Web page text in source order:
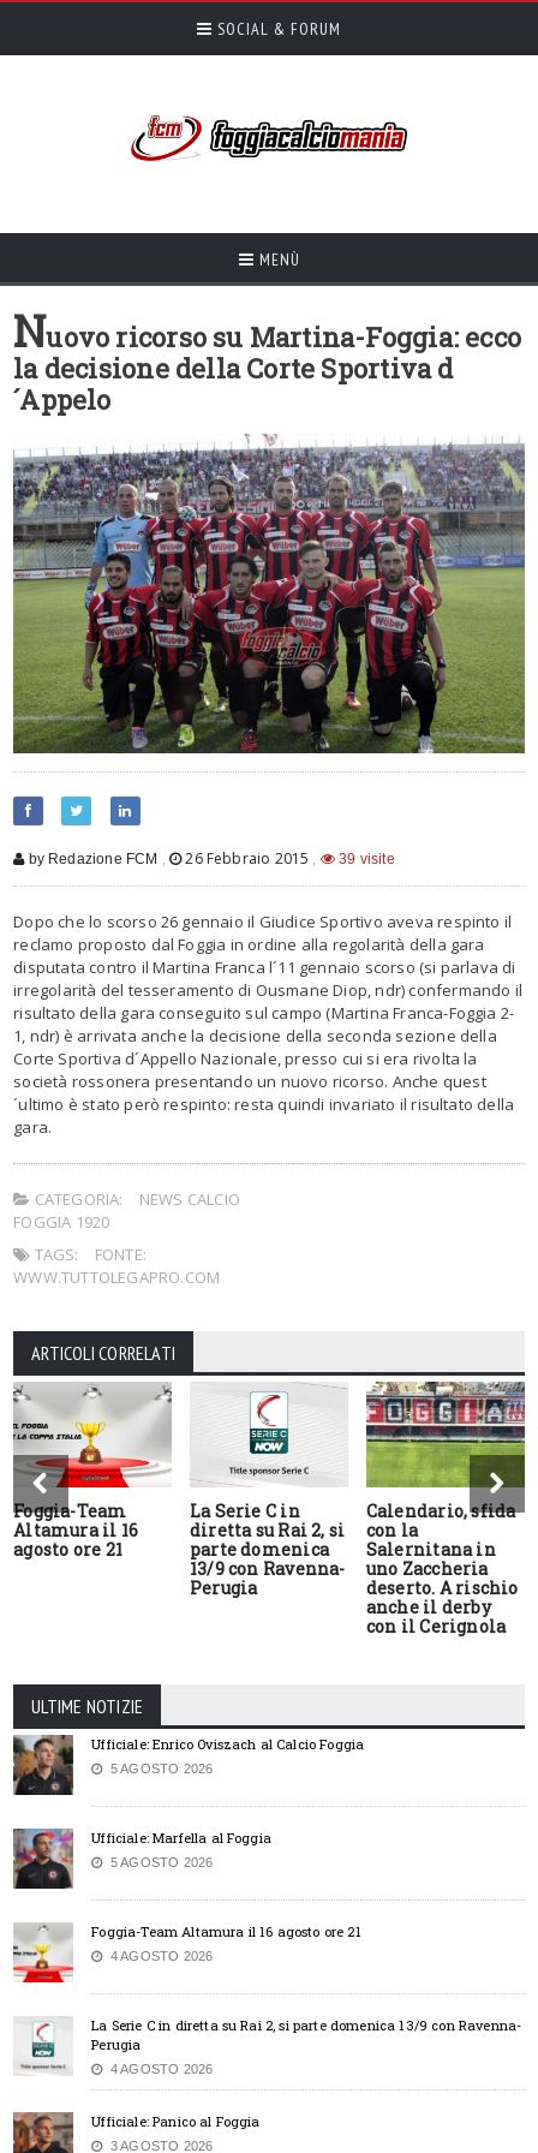
SOCIAL & FORUM
MENÙ
Nuovo ricorso su Martina-Foggia: ecco
la decisione della Corte Sportiva d
´Appelo
by Redazione FCM , 26 Febbraio 2015 , 39 visite
Dopo che lo scorso 26 gennaio il Giudice Sportivo aveva respinto il
reclamo proposto dal Foggia in ordine alla regolarità della gara
disputata contro il Martina Franca l´11 gennaio scorso (si parlava di
irregolarità del tesseramento di Ousmane Diop, ndr) confermando il
risultato della gara conseguito sul campo (Martina Franca-Foggia 2-
1, ndr) è arrivata anche la decisione della seconda sezione della
Corte Sportiva d´Appello Nazionale, presso cui si era rivolta la
società rossonera presentando un nuovo ricorso. Anche quest
´ultimo è stato però respinto: resta quindi invariato il risultato della
gara.
CATEGORIA:
NEWS CALCIO
FOGGIA 1920
TAGS:
FONTE:
WWW.TUTTOLEGAPRO.COM
ARTICOLI CORRELATI
Foggia-Team
Altamura il 16
agosto ore 21
La Serie C in
diretta su Rai 2, si
parte domenica
13/9 con Ravenna-
Perugia
Calendario, sfida
con la
Salernitana in
uno Zaccheria
deserto. A rischio
anche il derby
con il Cerignola
ULTIME NOTIZIE
Ufficiale: Enrico Oviszach al Calcio Foggia
5 AGOSTO 2026
Ufficiale: Marfella al Foggia
5 AGOSTO 2026
Foggia-Team Altamura il 16 agosto ore 21
4 AGOSTO 2026
La Serie C in diretta su Rai 2, si parte domenica 13/9 con Ravenna-
Perugia
4 AGOSTO 2026
Ufficiale: Panico al Foggia
3 AGOSTO 2026